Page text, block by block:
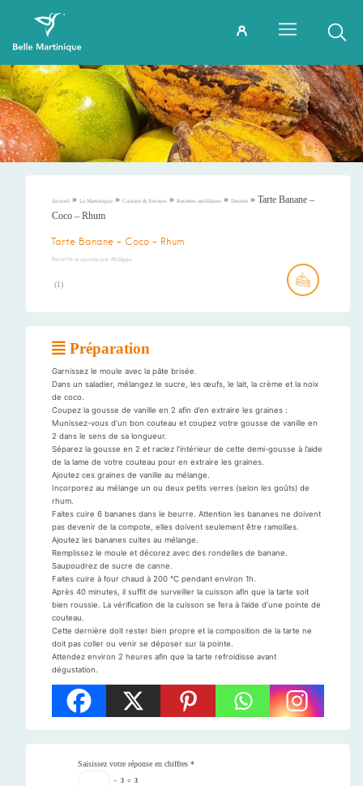
Accueil » La Martinique » Cuisine & Saveurs » Recettes antillaises » Dessert » Tarte Banane –
Coco – Rhum
Tarte Banane – Coco – Rhum
Recette proposée par Philippe
(1)
Préparation
Garnissez le moule avec la pâte brisée.
Dans un saladier, mélangez le sucre, les œufs, le lait, la crème et la noix
de coco.
Coupez la gousse de vanille en 2 afin d’en extraire les graines :
Munissez-vous d’un bon couteau et coupez votre gousse de vanille en
2 dans le sens de sa longueur.
Séparez la gousse en 2 et raclez l’intérieur de cette demi-gousse à l’aide
de la lame de votre couteau pour en extraire les graines.
Ajoutez ces graines de vanille au mélange.
Incorporez au mélange un ou deux petits verres (selon les goûts) de
rhum.
Faites cuire 6 bananes dans le beurre. Attention les bananes ne doivent
pas devenir de la compote, elles doivent seulement être ramollies.
Ajoutez les bananes cuites au mélange.
Remplissez le moule et décorez avec des rondelles de banane.
Saupoudrez de sucre de canne.
Faites cuire à four chaud à 200 °C pendant environ 1h.
Après 40 minutes, il suffit de surveiller la cuisson afin que la tarte soit
bien roussie. La vérification de la cuisson se fera à l’aide d’une pointe de
couteau.
Cette dernière doit rester bien propre et la composition de la tarte ne
doit pas coller ou venir se déposer sur la pointe.
Attendez environ 2 heures afin que la tarte refroidisse avant
dégustation.
Saisissez votre réponse en chiffres *
− 3 = 3